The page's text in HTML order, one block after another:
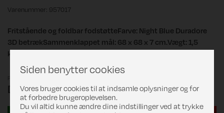
Varenummer: 957017
Fritstående og foldbar fodstøtteFarve: Night Blue Duradore
3D betrækSammenklappet mål: 68 x 68 x 7 cm.Vægt: 1,5
kg.Belastning: 100 kg.
DKK 399,00
Siden benytter cookies
Vores bruger cookies til at indsamle oplysninger og for
at forbedre brugeroplevelsen.
Du vil altid kunne ændre dine indstillinger ved at trykke